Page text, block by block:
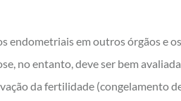
endometriais em outros órgãos e os
no entanto, deve ser bem
da fertilidade (congelamento